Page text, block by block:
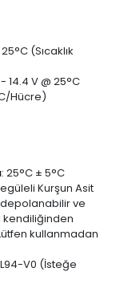
(Sıcaklık
- 14.4 V @ 25°C
Hücre)
: 25°C ± 5°C
Kurşun Asit
ve
kendiliğinden
kullanmadan
V0 (İsteğe